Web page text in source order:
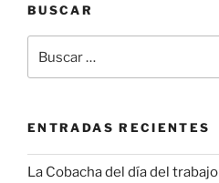
BUSCAR
por:
ENTRADAS RECIENTES
La Cobacha del día del trabajo